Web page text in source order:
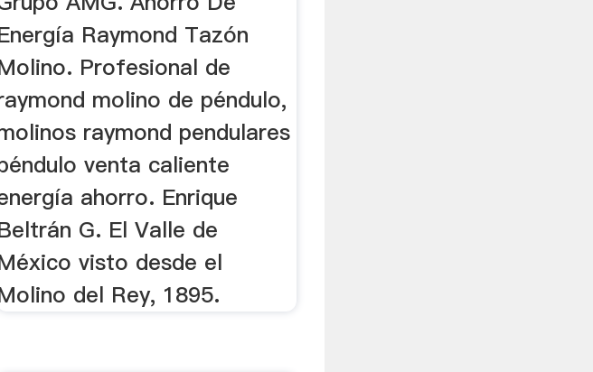
Raymond Tazón
Profesional de
molino de péndulo,
raymond pendulares
venta caliente
ahorro. Enrique
G. El Valle de
visto desde el
del Rey, 1895.